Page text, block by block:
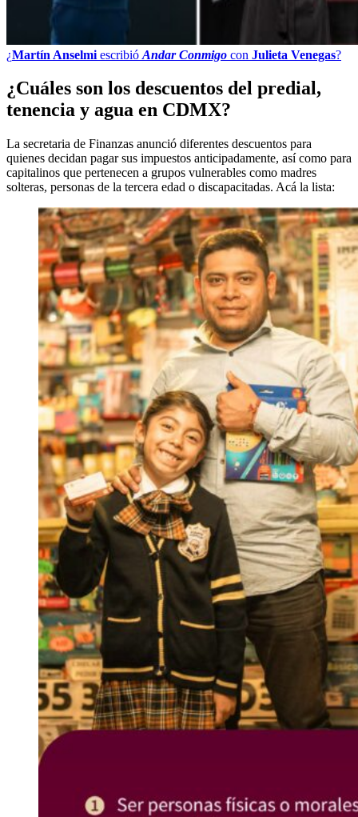
¿Martín Anselmi escribió Andar Conmigo con Julieta Venegas?
¿Cuáles son los descuentos del predial,
tenencia y agua en CDMX?
La secretaria de Finanzas anunció diferentes descuentos para
quienes decidan pagar sus impuestos anticipadamente, así como para
capitalinos que pertenecen a grupos vulnerables como madres
solteras, personas de la tercera edad o discapacitadas. Acá la lista: